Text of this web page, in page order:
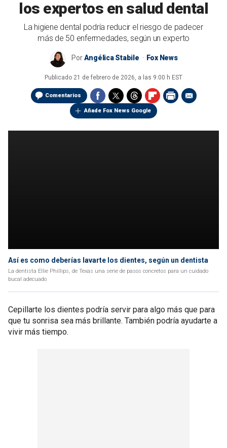
los expertos en salud dental
La higiene dental podría reducir el riesgo de padecer
más de 50 enfermedades, según un experto
PorAngélica Stabile Fox News
Publicado 21 de febrero de 2026, a las 9:00 h EST
Comentarios
Añade Fox News Google
Así es como deberías lavarte los dientes, según un dentista
La dentista Ellie Phillips, de Texas una serie de pasos concretos para un cuidado
bucal adecuado
Cepillarte los dientes podría servir para algo más que para
que tu sonrisa sea más brillante. También podría ayudarte a
vivir más tiempo.